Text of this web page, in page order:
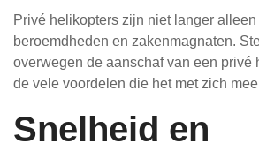
Privé helikopters zijn niet langer alleen
beroemdheden en zakenmagnaten.
overwegen de aanschaf van een privé
de vele voordelen die het met zich
Snelheid en